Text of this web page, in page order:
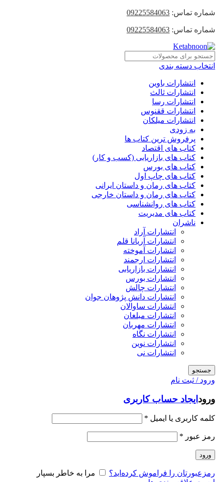
شماره تماس: 09225584063
شماره تماس: 09225584063
انتخاب دسته بندی
انتشارات باوین
انتشارات ثالث
انتشارات رسا
انتشارات ققنوس
انتشارات میلکان
به زودی
پرفروش ترین کتاب ها
کتاب های اقتصاد
کتاب های بازاریابی (کسب و کار)
کتاب های بورس
کتاب های چاپ اول
کتاب های رمان و داستان ایرانی
کتاب های رمان و داستان خارجی
کتاب های روانشناسی
کتاب های مدیریت
ناشران
انتشارات آراد
انتشارات آریانا قلم
انتشارات آموخته
انتشارات ارجمند
انتشارات بازاریابی
انتشارات بورس
انتشارات چالش
انتشارات دانش پژوهان جوان
انتشارات ساوالان
انتشارات مبلغان
انتشارات مهربان
انتشارات نگاه
انتشارات نوین
انتشارات نی
جستجو
ورود / ثبت نام
ورود ایجاد حساب کاربری
کلمه کاربری یا ایمیل *
رمز عبور *
ورود
رمزعبورتان را فراموش کرده‌اید؟
مرا به خاطر بسپار